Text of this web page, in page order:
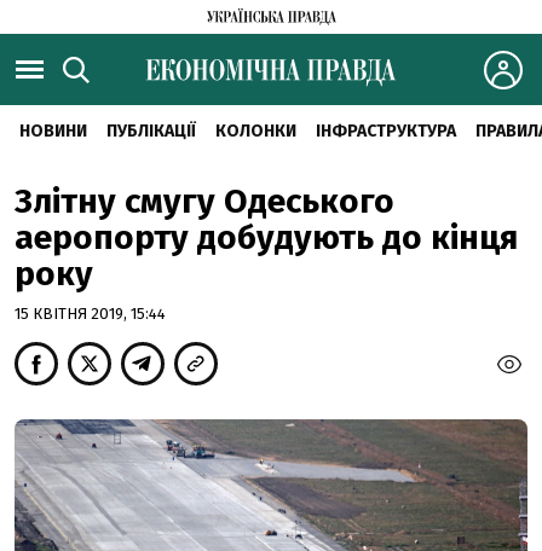
НОВИНИ ПУБЛІКАЦІЇ КОЛОНКИ ІНФРАСТРУКТУРА
Злітну смугу Одеського
аеропорту добудують до кінця
року
15 КВІТНЯ 2019, 15:44